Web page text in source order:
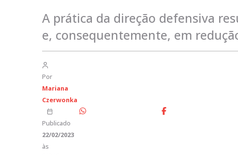
A prática da direção defensiva
e, consequentemente, em
Por
Mariana
Czerwonka
Publicado
22/02/2023
às